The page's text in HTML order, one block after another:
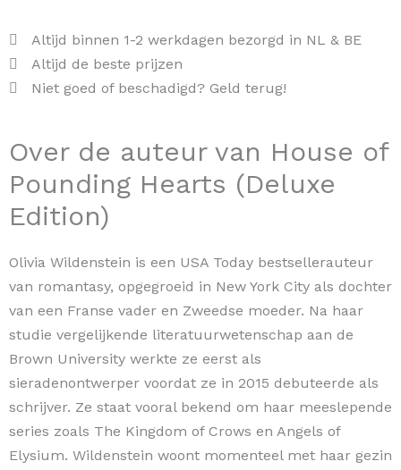
Altijd binnen 1-2 werkdagen bezorgd in NL & BE
Altijd de beste prijzen
Niet goed of beschadigd? Geld terug!
Over de auteur van House of
Pounding Hearts (Deluxe
Edition)
Olivia Wildenstein is een USA Today bestsellerauteur
van romantasy, opgegroeid in New York City als dochter
van een Franse vader en Zweedse moeder. Na haar
studie vergelijkende literatuurwetenschap aan de
Brown University werkte ze eerst als
sieradenontwerper voordat ze in 2015 debuteerde als
schrijver. Ze staat vooral bekend om haar meeslepende
series zoals The Kingdom of Crows en Angels of
Elysium. Wildenstein woont momenteel met haar gezin